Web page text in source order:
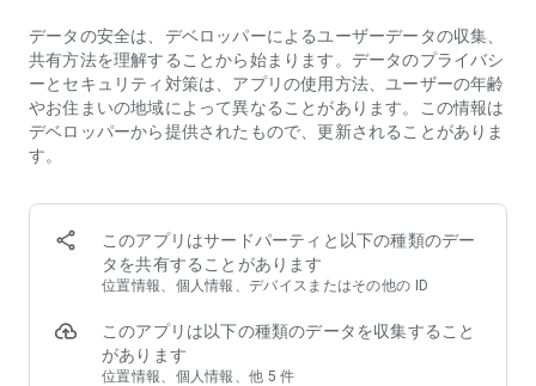
■8つの文明からひとつを選択
「他のストラテジーゲームとはここが違う！」
日本、イギリス、フランス、ローマ、ドイツ、ギリシャ、中
国、韓国の８つの文明から好きな文明を選択。文明固有の兵士
やアドバンテージが違い、ストラテジーゲームとしてのやりご
■歴史的建造物を建設
「自分だけの歴史シミュレーションゲーム！」
自分の国にピラミッドやアンコールワット、自由の女神などを
建設。それぞれ特徴的な効果があり、うまく活用できれば自国
が繁栄します。
データの安全は、デベロッパーによるユーザーデータの収集、
共有方法を理解することから始まります。データのプライバシ
ーとセキュリティ対策は、アプリの使用方法、ユーザーの年齢
やお住まいの地域によって異なることがあります。この情報は
デベロッパーから提供されたもので、更新されることがありま
す。
このアプリはサードパーティと以下の種類のデー
タを共有することがあります
位置情報、個人情報、デバイスまたはその他の ID
このアプリは以下の種類のデータを収集すること
があります
位置情報、個人情報、他 5 件